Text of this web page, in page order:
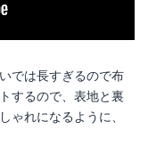
では長すぎるので布
するので、表地と裏
ゃれになるように、